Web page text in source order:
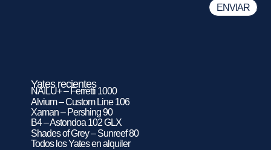
Yates recientes
NAILU+ – Ferretti 1000
Alvium – Custom Line 106
Xaman – Pershing 90
B4 – Astondoa 102 GLX
Shades of Grey – Sunreef 80
Todos los Yates en alquiler